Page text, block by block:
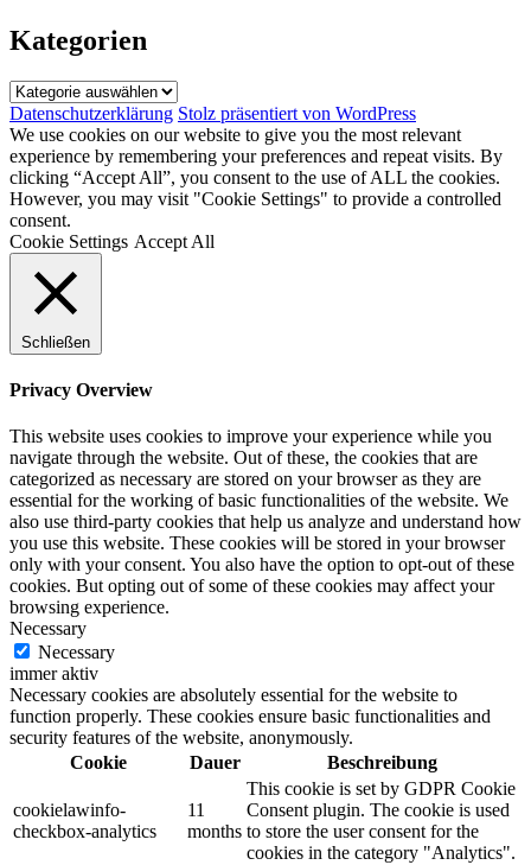
Kategorien
Kategorien
Datenschutzerklärung Stolz präsentiert von WordPress
We use cookies on our website to give you the most relevant
experience by remembering your preferences and repeat visits. By
clicking “Accept All”, you consent to the use of ALL the cookies.
However, you may visit "Cookie Settings" to provide a controlled
consent.
Cookie Settings Accept All
Schließen
Privacy Overview
This website uses cookies to improve your experience while you
navigate through the website. Out of these, the cookies that are
categorized as necessary are stored on your browser as they are
essential for the working of basic functionalities of the website. We
also use third-party cookies that help us analyze and understand how
you use this website. These cookies will be stored in your browser
only with your consent. You also have the option to opt-out of these
cookies. But opting out of some of these cookies may affect your
browsing experience.
Necessary
Necessary
immer aktiv
Necessary cookies are absolutely essential for the website to
function properly. These cookies ensure basic functionalities and
security features of the website, anonymously.
Cookie
Dauer Beschreibung
cookielawinfo-
checkbox-analytics
11
months
This cookie is set by GDPR Cookie
Consent plugin. The cookie is used
to store the user consent for the
cookies in the category "Analytics".